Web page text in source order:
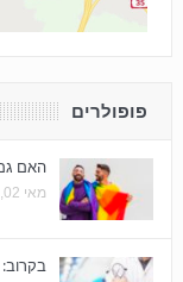
פופולרים
האם
מאי 02, 2020